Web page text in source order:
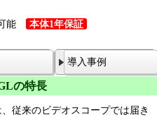
能
本体1年保証
導入事例
の特長
従来のビデオスコープでは届き